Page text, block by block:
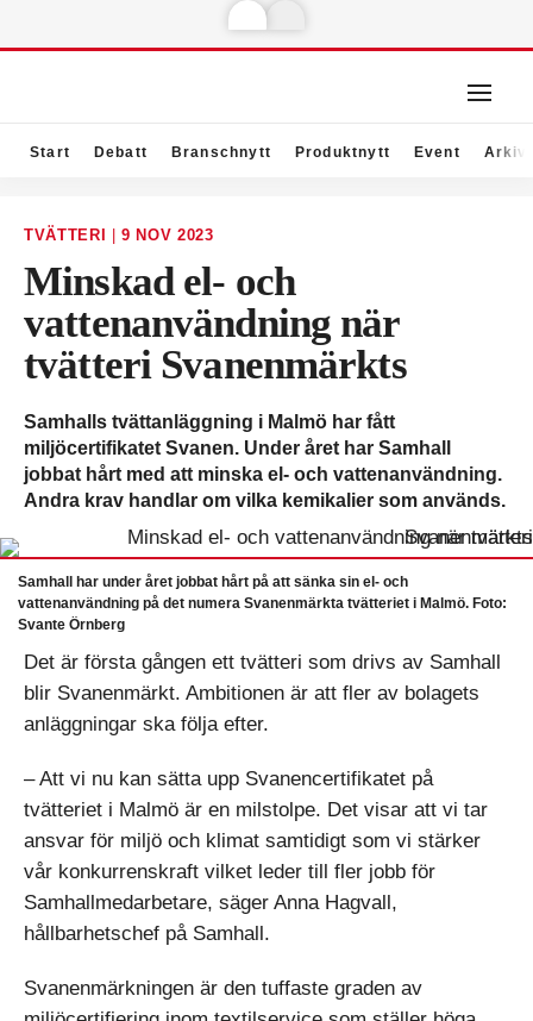
Start Debatt Branschnytt Produktnytt Event Arkiv
TVÄTTERI 9 NOV 2023
Minskad el- och
vattenanvändning när
tvätteri Svanenmärkts
Samhalls tvättanläggning i Malmö har fått
miljöcertifikatet Svanen. Under året har Samhall
jobbat hårt med att minska el- och vattenanvändning.
Andra krav handlar om vilka kemikalier som används.
Samhall har under året jobbat hårt på att sänka sin el- och
vattenanvändning på det numera Svanenmärkta tvätteriet i Malmö. Foto:
Svante Örnberg
Det är första gången ett tvätteri som drivs av Samhall
blir Svanenmärkt. Ambitionen är att fler av bolagets
anläggningar ska följa efter.
– Att vi nu kan sätta upp Svanencertifikatet på
tvätteriet i Malmö är en milstolpe. Det visar att vi tar
ansvar för miljö och klimat samtidigt som vi stärker
vår konkurrenskraft vilket leder till fler jobb för
Samhallmedarbetare, säger Anna Hagvall,
hållbarhetschef på Samhall.
Svanenmärkningen är den tuffaste graden av